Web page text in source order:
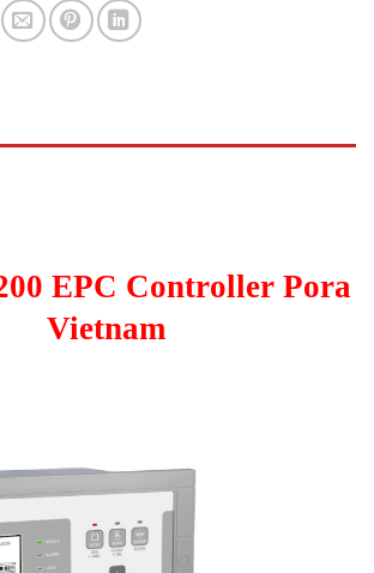
EPC Controller Pora
Vietnam